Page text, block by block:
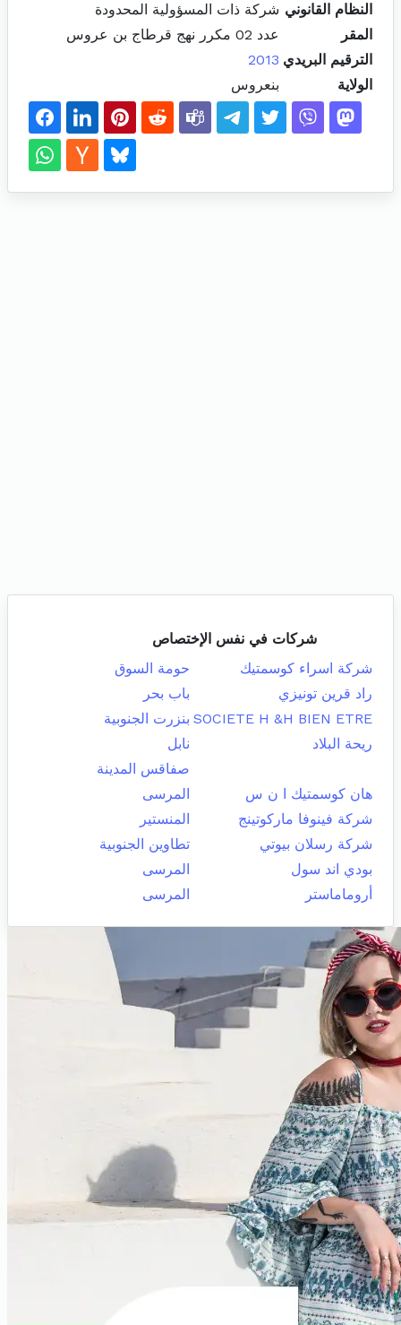
النظام القانوني شركة ذات المسؤولية المحدودة
المقر
عدد 02 مكرر نهج قرطاج بن عروس
الترقيم البريدي 2013
الولاية
بنعروس
شركات في نفس الإختصاص
شركة اسراء كوسمتيك
حومة السوق
راد قرين تونيزي
باب بحر
SOCIETE H &H BIEN ETRE بنزرت الجنوبية
ريحة البلاد
نابل
صفاقس المدينة
هان كوسمتيك ا ن س
المرسى
شركة فينوفا ماركوتينج
المنستير
شركة رسلان بيوتي
تطاوين الجنوبية
بودي اند سول
المرسى
أروماماستر
المرسى